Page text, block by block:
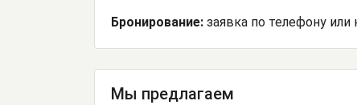
Бронирование: заявка по телефону или
Мы предлагаем